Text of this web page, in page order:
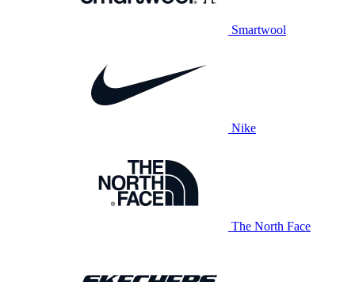
Smartwool
Nike
The North Face